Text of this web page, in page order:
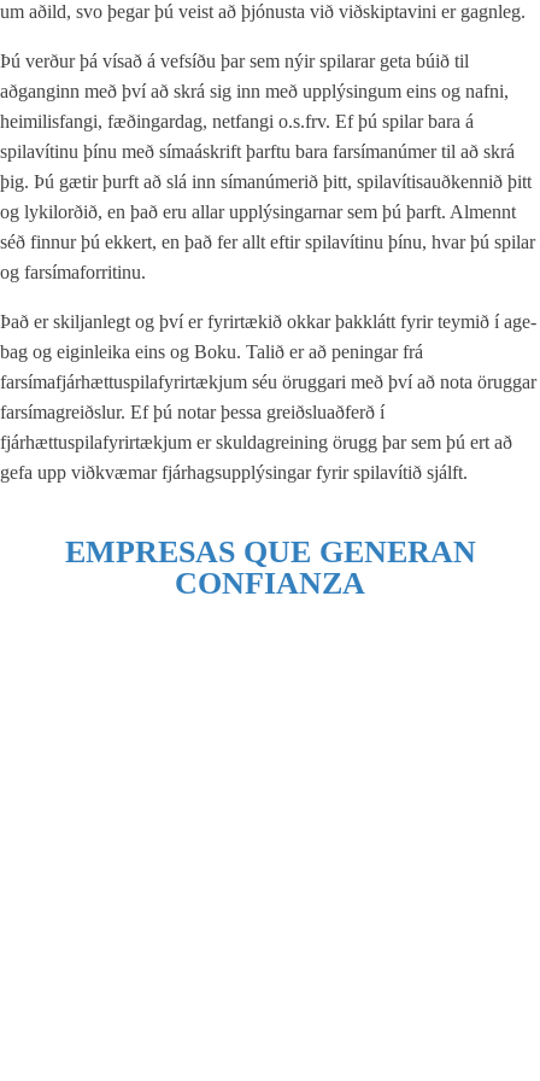
um aðild, svo þegar þú veist að þjónusta við viðskiptavini er gagnleg.
Þú verður þá vísað á vefsíðu þar sem nýir spilarar geta búið til
aðganginn með því að skrá sig inn með upplýsingum eins og nafni,
heimilisfangi, fæðingardag, netfangi o.s.frv. Ef þú spilar bara á
spilavítinu þínu með símaáskrift þarftu bara farsímanúmer til að skrá
þig. Þú gætir þurft að slá inn símanúmerið þitt, spilavítisauðkennið þitt
og lykilorðið, en það eru allar upplýsingarnar sem þú þarft. Almennt
séð finnur þú ekkert, en það fer allt eftir spilavítinu þínu, hvar þú spilar
og farsímaforritinu.
Það er skiljanlegt og því er fyrirtækið okkar þakklátt fyrir teymið í age-
bag og eiginleika eins og Boku. Talið er að peningar frá
farsímafjárhættuspilafyrirtækjum séu öruggari með því að nota öruggar
farsímagreiðslur. Ef þú notar þessa greiðsluaðferð í
fjárhættuspilafyrirtækjum er skuldagreining örugg þar sem þú ert að
gefa upp viðkvæmar fjárhagsupplýsingar fyrir spilavítið sjálft.
EMPRESAS QUE GENERAN
CONFIANZA